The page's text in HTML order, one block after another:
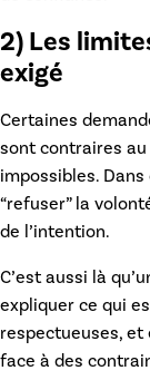
2) Les
exigé
Certaines
sont contraires
impossibles.
“refuser” la
de l’intention.
C’est aussi là
expliquer ce qui
respectueuses,
face à des